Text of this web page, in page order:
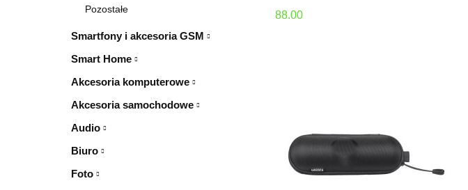
Pozostałe
Smartfony i akcesoria GSM
Smart Home
Akcesoria komputerowe
Akcesoria samochodowe
Audio
Biuro
Foto
88.00